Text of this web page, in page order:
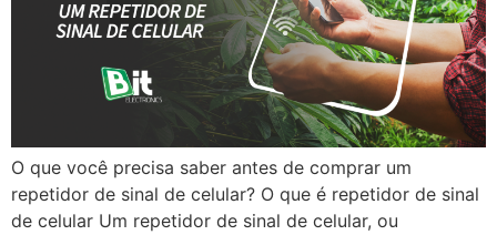
O que você precisa saber antes de comprar um
repetidor de sinal de celular? O que é repetidor de sinal
de celular Um repetidor de sinal de celular, ou